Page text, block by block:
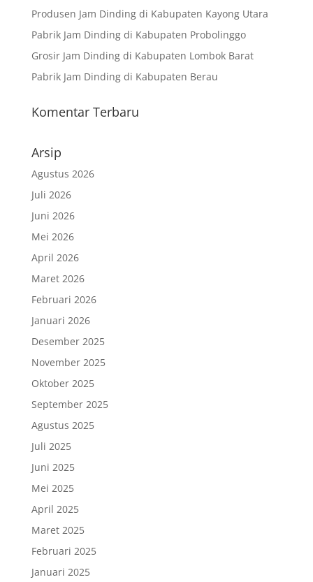
Produsen Jam Dinding di Kabupaten Kayong Utara
Pabrik Jam Dinding di Kabupaten Probolinggo
Grosir Jam Dinding di Kabupaten Lombok Barat
Pabrik Jam Dinding di Kabupaten Berau
Komentar Terbaru
Arsip
Agustus 2026
Juli 2026
Juni 2026
Mei 2026
April 2026
Maret 2026
Februari 2026
Januari 2026
Desember 2025
November 2025
Oktober 2025
September 2025
Agustus 2025
Juli 2025
Juni 2025
Mei 2025
April 2025
Maret 2025
Februari 2025
Januari 2025